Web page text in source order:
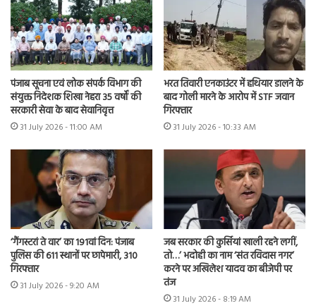
पंजाब सूचना एवं लोक संपर्क विभाग की
संयुक्त निदेशक शिखा नेहरा 35 वर्षों की
सरकारी सेवा के बाद सेवानिवृत्त
31 July 2026 - 11:00 AM
भरत तिवारी एनकाउंटर में हथियार डालने के
बाद गोली मारने के आरोप में STF जवान
गिरफ्तार
31 July 2026 - 10:33 AM
‘गैंगस्टरां ते वार’ का 191वां दिन: पंजाब
पुलिस की 611 स्थानों पर छापेमारी, 310
गिरफ्तार
31 July 2026 - 9:20 AM
जब सरकार की कुर्सियां खाली रहने लगीं,
तो…’ भदोही का नाम ‘संत रविदास नगर’
करने पर अखिलेश यादव का बीजेपी पर
तंज
31 July 2026 - 8:19 AM